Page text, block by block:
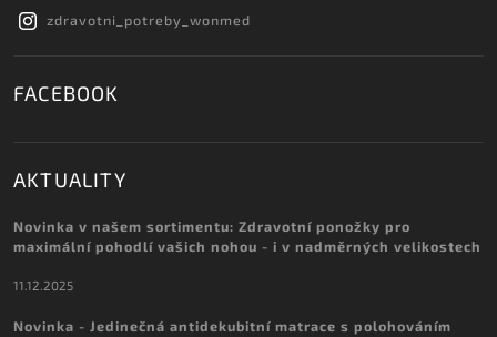
zdravotni_potreby_wonmed
FACEBOOK
AKTUALITY
Novinka v našem sortimentu: Zdravotní ponožky pro
maximální pohodlí vašich nohou - i v nadměrných velikostech
11.12.2025
Novinka - Jedinečná antidekubitní matrace s polohováním